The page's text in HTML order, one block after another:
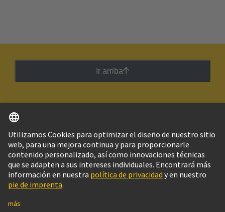
Ir arriba
Argentina Español
© Grupo Tecnológico HARTING
Configuración de cookies